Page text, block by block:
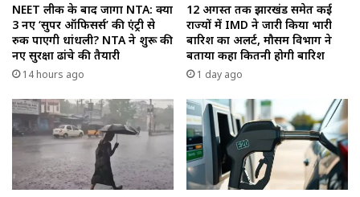
NEET लीक के बाद जागा NTA: क्या
3 नए ‘सुपर ऑफिसर्स’ की एंट्री से
रुक पाएगी धांधली? NTA ने शुरू की
नए सुरक्षा ढांचे की तैयारी
14 hours ago
12 अगस्त तक झारखंड समेत कई
राज्यों में IMD ने जारी किया भारी
बारिश का अलर्ट, मौसम विभाग ने
बताया कहा कितनी होगी बारिश
1 day ago